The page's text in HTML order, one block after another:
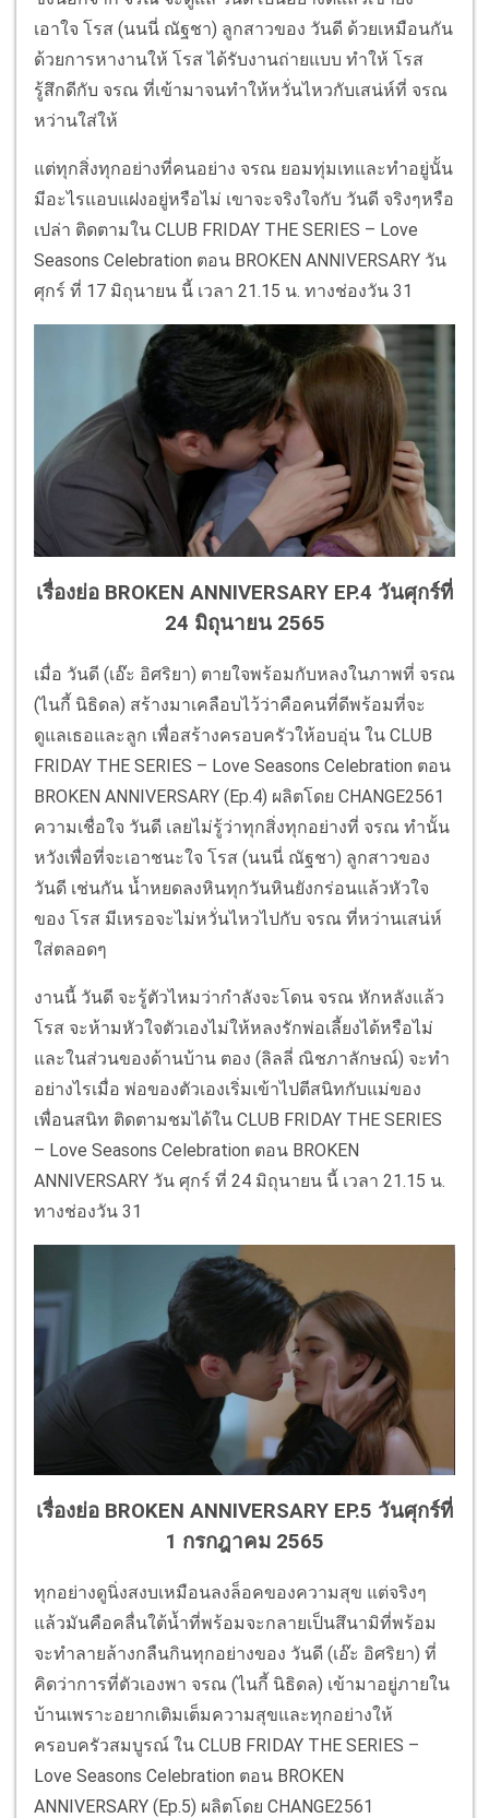
เอาใจ โรส (นนนี่ ณัฐชา) ลูกสาวของ วันดี ด้วยเหมือนกัน
ด้วยการหางานให้ โรส ได้รับงานถ่ายแบบ ทำให้ โรส
รู้สึกดีกับ จรณ ที่เข้ามาจนทำให้หวั่นไหวกับเสน่ห์ที่ จรณ
หว่านใส่ให้
แต่ทุกสิ่งทุกอย่างที่คนอย่าง จรณ ยอมทุ่มเทและทำอยู่นั้น
มีอะไรแอบแฝงอยู่หรือไม่ เขาจะจริงใจกับ วันดี จริงๆหรือ
เปล่า ติดตามใน CLUB FRIDAY THE SERIES – Love
Seasons Celebration ตอน BROKEN ANNIVERSARY วัน
ศุกร์ ที่ 17 มิถุนายน นี้ เวลา 21.15 น. ทางช่องวัน 31
เรื่องย่อ BROKEN ANNIVERSARY EP.4 วันศุกร์ที่
24 มิถุนายน 2565
เมื่อ วันดี (เอ๊ะ อิศริยา) ตายใจพร้อมกับหลงในภาพที่ จรณ
(ไนกี้ นิธิดล) สร้างมาเคลือบไว้ว่าคือคนที่ดีพร้อมที่จะ
ดูแลเธอและลูก เพื่อสร้างครอบครัวให้อบอุ่น ใน CLUB
FRIDAY THE SERIES – Love Seasons Celebration ตอน
BROKEN ANNIVERSARY (Ep.4) ผลิตโดย CHANGE2561
ความเชื่อใจ วันดี เลยไม่รู้ว่าทุกสิ่งทุกอย่างที่ จรณ ทำนั้น
หวังเพื่อที่จะเอาชนะใจ โรส (นนนี่ ณัฐชา) ลูกสาวของ
วันดี เช่นกัน น้ำหยดลงหินทุกวันหินยังกร่อนแล้วหัวใจ
ของ โรส มีเหรอจะไม่หวั่นไหวไปกับ จรณ ที่หว่านเสน่ห์
ใส่ตลอดๆ
งานนี้ วันดี จะรู้ตัวไหมว่ากำลังจะโดน จรณ หักหลังแล้ว
โรส จะห้ามหัวใจตัวเองไม่ให้หลงรักพ่อเลี้ยงได้หรือไม่
และในส่วนของด้านบ้าน ตอง (ลิลลี่ ณิชภาลักษณ์) จะทำ
อย่างไรเมื่อ พ่อของตัวเองเริ่มเข้าไปตีสนิทกับแม่ของ
เพื่อนสนิท ติดตามชมได้ใน CLUB FRIDAY THE SERIES
– Love Seasons Celebration ตอน BROKEN
ANNIVERSARY วัน ศุกร์ ที่ 24 มิถุนายน นี้ เวลา 21.15 น.
ทางช่องวัน 31
เรื่องย่อ BROKEN ANNIVERSARY EP.5 วันศุกร์ที่
1 กรกฎาคม 2565
ทุกอย่างดูนิ่งสงบเหมือนลงล็อคของความสุข แต่จริงๆ
แล้วมันคือคลื่นใต้น้ำที่พร้อมจะกลายเป็นสึนามิที่พร้อม
จะทำลายล้างกลืนกินทุกอย่างของ วันดี (เอ๊ะ อิศริยา) ที่
คิดว่าการที่ตัวเองพา จรณ (ไนกี้ นิธิดล) เข้ามาอยู่ภายใน
บ้านเพราะอยากเติมเต็มความสุขและทุกอย่างให้
ครอบครัวสมบูรณ์ ใน CLUB FRIDAY THE SERIES –
Love Seasons Celebration ตอน BROKEN
ANNIVERSARY (Ep.5) ผลิตโดย CHANGE2561